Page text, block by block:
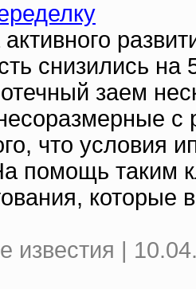
снизились
заем
что условия
помощь таким
которые
известия |